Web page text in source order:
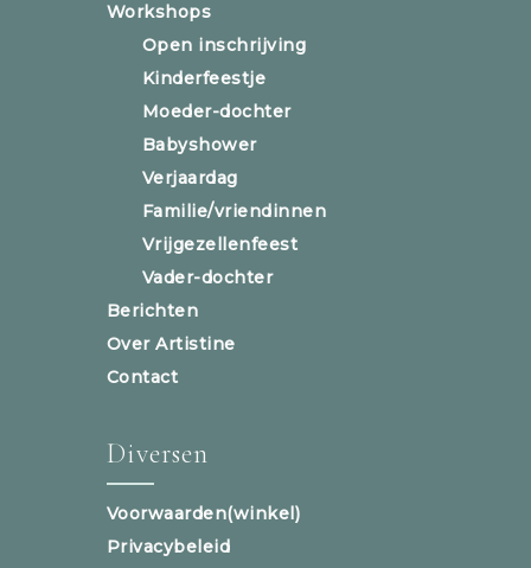
Workshops
Open inschrijving
Kinderfeestje
Moeder-dochter
Babyshower
Verjaardag
Familie/vriendinnen
Vrijgezellenfeest
Vader-dochter
Berichten
Over Artistine
Contact
Diversen
Voorwaarden(winkel)
Privacybeleid